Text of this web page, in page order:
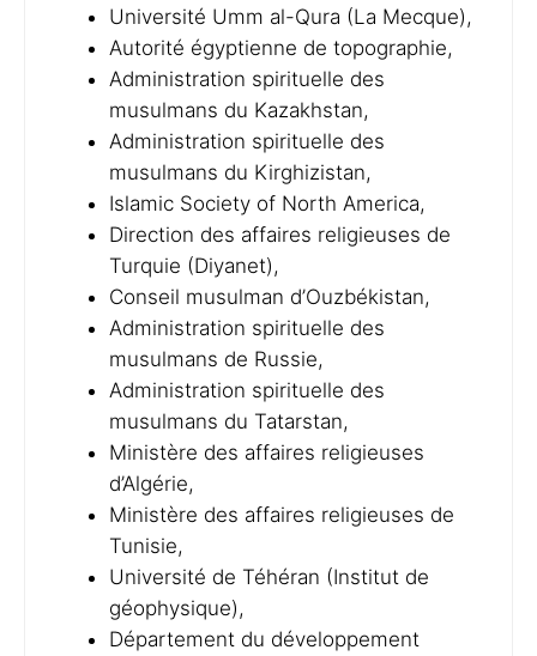
Université Umm al-Qura (La Mecque),
Autorité égyptienne de topographie,
Administration spirituelle des
musulmans du Kazakhstan,
Administration spirituelle des
musulmans du Kirghizistan,
Islamic Society of North America,
Direction des affaires religieuses de
Turquie (Diyanet),
Conseil musulman d’Ouzbékistan,
Administration spirituelle des
musulmans de Russie,
Administration spirituelle des
musulmans du Tatarstan,
Ministère des affaires religieuses
d’Algérie,
Ministère des affaires religieuses de
Tunisie,
Université de Téhéran (Institut de
géophysique),
Département du développement